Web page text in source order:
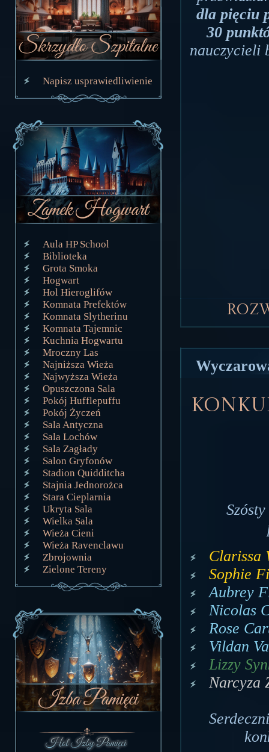
Napisz usprawiedliwienie
Aula HP School
Biblioteka
Grota Smoka
Hogwart
Hol Hieroglifów
Komnata Prefektów
Komnata Slytherinu
Komnata Tajemnic
Kuchnia Hogwartu
Mroczny Las
Najniższa Wieża
Najwyższa Wieża
Opuszczona Sala
Pokój Hufflepuffu
Pokój Życzeń
Sala Antyczna
Sala Lochów
Sala Zagłady
Salon Gryfonów
Stadion Quidditcha
Stajnia Jednorożca
Stara Cieplarnia
Ukryta Sala
Wielka Sala
Wieża Cieni
Wieża Ravenclawu
Zbrojownia
Zielone Tereny
dla pięciu
30
nauczycieli
Clarissa
Sophie
Aubrey
Nicolas
Rose
Vildan
Lizzy
Narcyza